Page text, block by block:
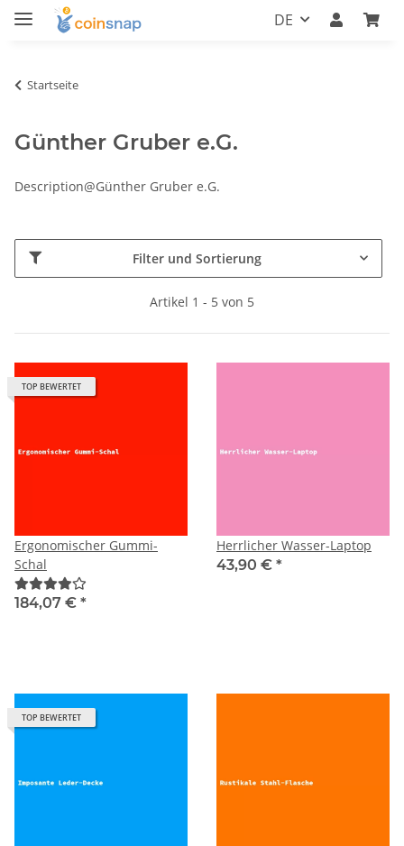
DE
Startseite
Günther Gruber e.G.
Description@Günther Gruber e.G.
Filter und Sortierung
Artikel 1 - 5 von 5
TOP BEWERTET
Ergonomischer Gummi-
Schal
184,07 € *
Herrlicher Wasser-Laptop
43,90 € *
TOP BEWERTET